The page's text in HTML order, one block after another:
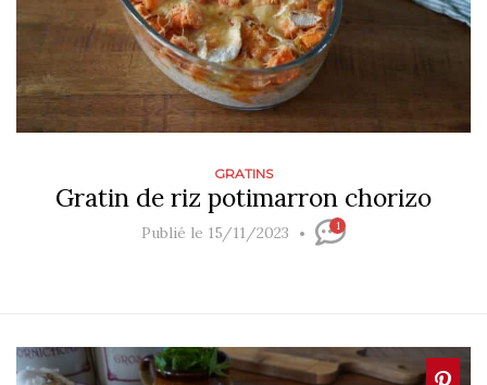
GRATINS
Gratin de riz potimarron chorizo
Publié le 15/11/2023 1